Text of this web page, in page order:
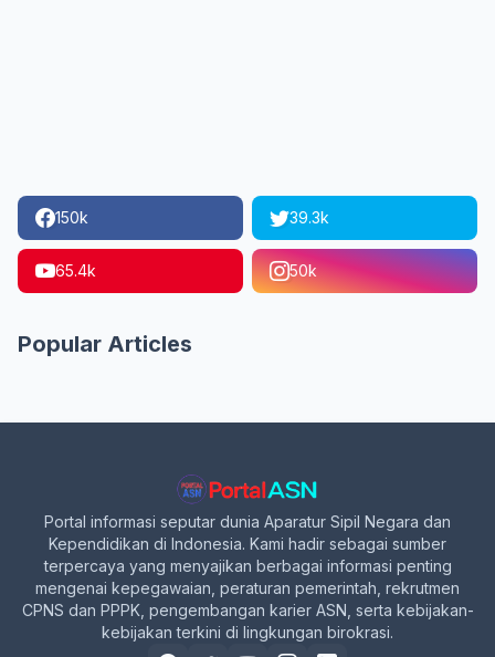
150k 39.3k
65.4k 50k
Popular Articles
Portal informasi seputar dunia Aparatur Sipil Negara dan
Kependidikan di Indonesia. Kami hadir sebagai sumber
terpercaya yang menyajikan berbagai informasi penting
mengenai kepegawaian, peraturan pemerintah, rekrutmen
CPNS dan PPPK, pengembangan karier ASN, serta kebijakan-
kebijakan terkini di lingkungan birokrasi.